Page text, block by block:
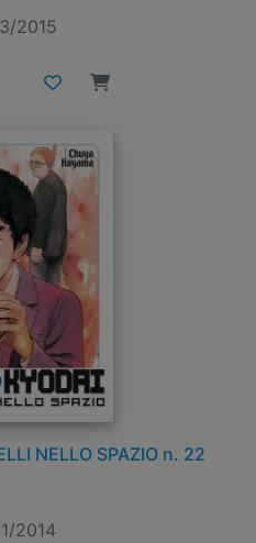
2015
NELLO SPAZIO n. 22
2014